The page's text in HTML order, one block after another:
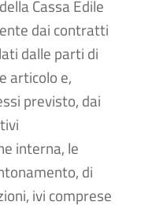
Cassa Edile
dai contratti
dalle parti di
articolo e,
previsto, dai
interna, le
di
ivi comprese